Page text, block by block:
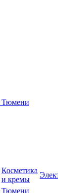
Косметика
и кремы